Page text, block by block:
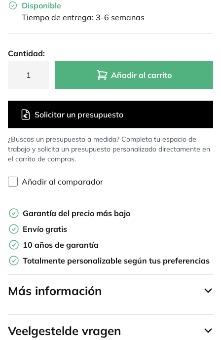
Disponible
Tiempo de entrega: 3-6 semanas
Cantidad:
Añadir al carrito
¿Buscas un presupuesto a medida? Completa tu espacio de
trabajo y solicita un presupuesto personalizado directamente en
el carrito de compras.
Solicitar un presupuesto
Añadir al comparador
Garantía del precio más bajo
Envío gratis
10 años de garantía
Totalmente personalizable según tus preferencias
Más información
Veelgestelde vragen